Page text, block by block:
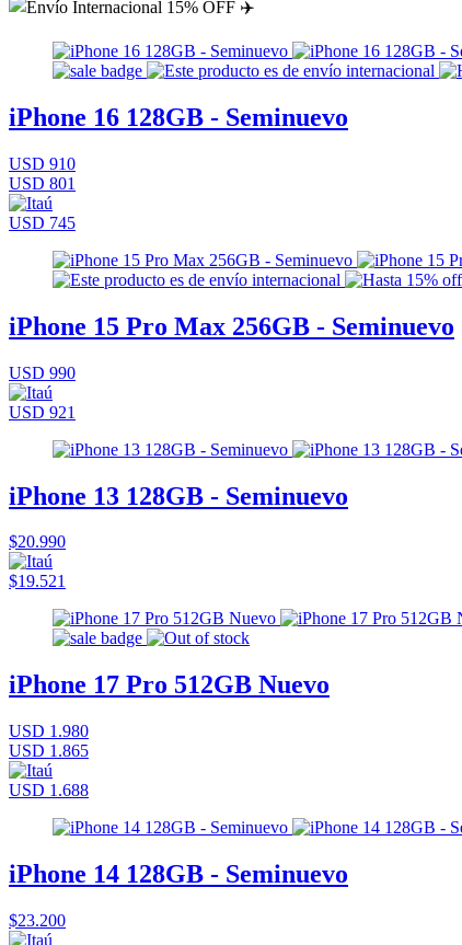
iPhone 16 128GB - Seminuevo
USD 910
USD 801
USD 745
iPhone 15 Pro Max 256GB - Seminuevo
USD 990
USD 921
iPhone 13 128GB - Seminuevo
$20.990
$19.521
iPhone 17 Pro 512GB Nuevo
USD 1.980
USD 1.865
USD 1.688
iPhone 14 128GB - Seminuevo
$23.200